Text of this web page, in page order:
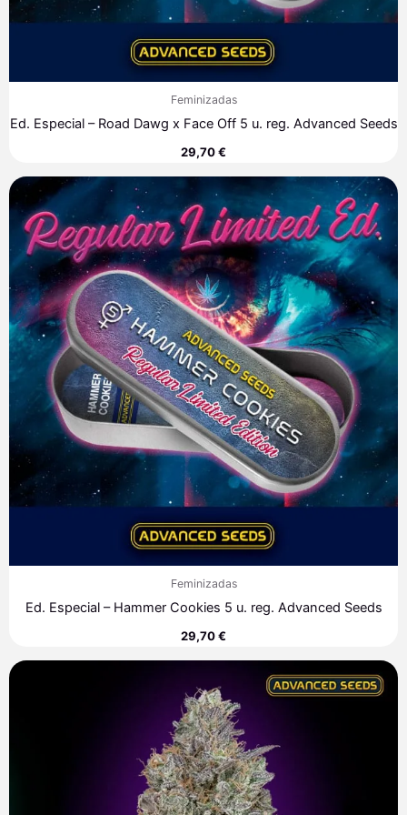
Feminizadas
Ed. Especial – Road Dawg x Face Off 5 u. reg. Advanced Seeds
29,70€
Feminizadas
Ed. Especial – Hammer Cookies 5 u. reg. Advanced Seeds
29,70€
de
precios:
hasta
313,40 €